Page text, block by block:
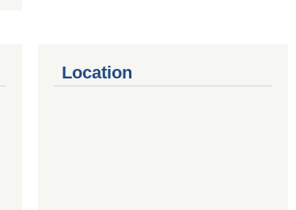
Location